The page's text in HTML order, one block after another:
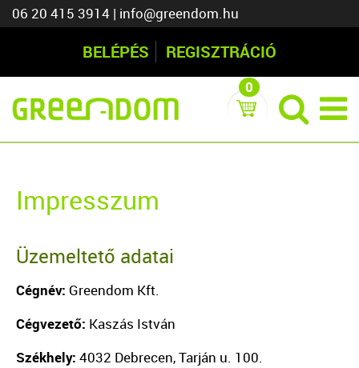
06 20 415 3914 | info@greendom.hu
BELÉPÉS REGISZTRÁCIÓ
0
Impresszum
Üzemeltető adatai
Cégnév: Greendom Kft.
Cégvezető: Kaszás István
Székhely: 4032 Debrecen, Tarján u. 100.